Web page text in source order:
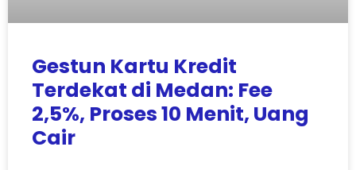
Gestun Kartu Kredit
Terdekat di Medan: Fee
2,5%, Proses 10 Menit, Uang
Cair